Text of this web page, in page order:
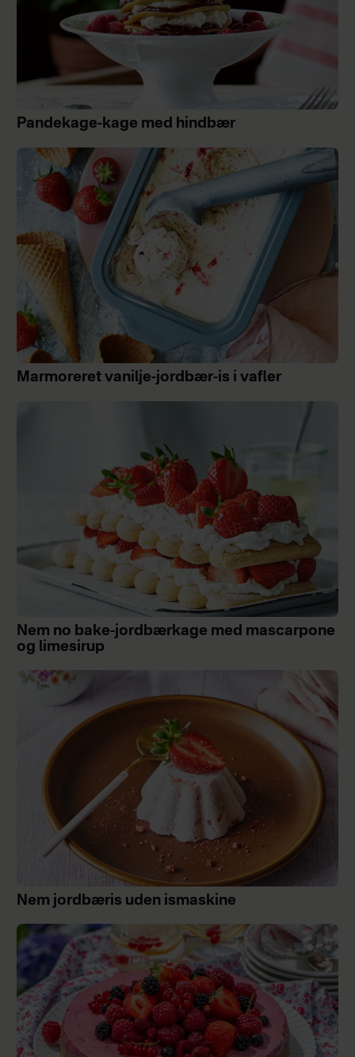
Pandekage-kage med hindbær
Marmoreret vanilje-jordbær-is i vafler
Nem no bake-jordbærkage med mascarpone
og limesirup
Nem jordbæris uden ismaskine